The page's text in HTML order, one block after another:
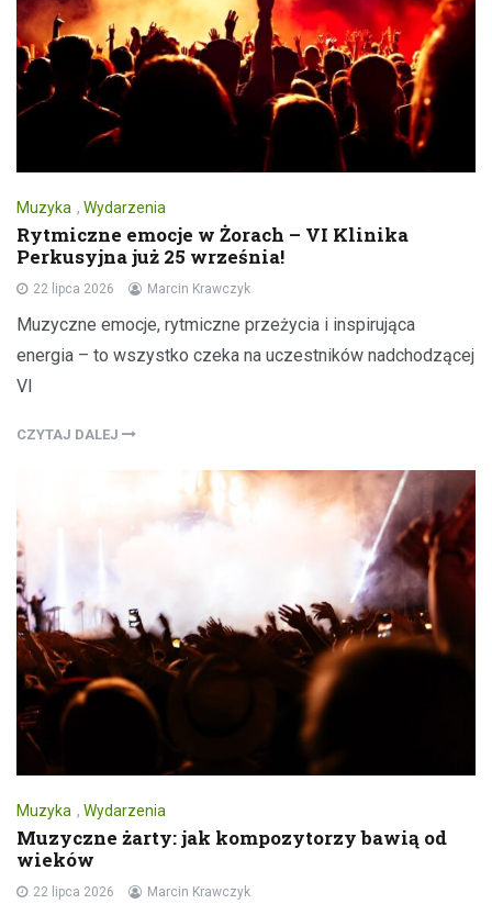
Muzyka , Wydarzenia
Rytmiczne emocje w Żorach – VI Klinika
Perkusyjna już 25 września!
22 lipca 2026 Marcin Krawczyk
Muzyczne emocje, rytmiczne przeżycia i inspirująca
energia – to wszystko czeka na uczestników nadchodzącej
VI
CZYTAJ DALEJ
Muzyka , Wydarzenia
Muzyczne żarty: jak kompozytorzy bawią od
wieków
22 lipca 2026 Marcin Krawczyk